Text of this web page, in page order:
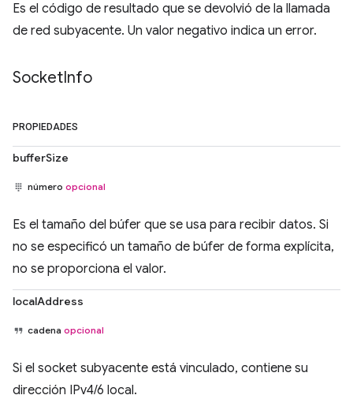
Es el código de resultado que se devolvió de la llamada
de red subyacente. Un valor negativo indica un error.
SocketInfo
PROPIEDADES
bufferSize
número opcional
Es el tamaño del búfer que se usa para recibir datos. Si
no se especificó un tamaño de búfer de forma explícita,
no se proporciona el valor.
localAddress
cadena opcional
Si el socket subyacente está vinculado, contiene su
dirección IPv4/6 local.